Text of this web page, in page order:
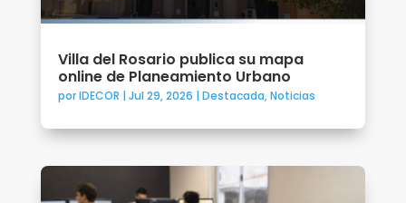
Villa del Rosario publica su mapa
online de Planeamiento Urbano
porIDECOR | Jul 29, 2026 | Destacada,Noticias